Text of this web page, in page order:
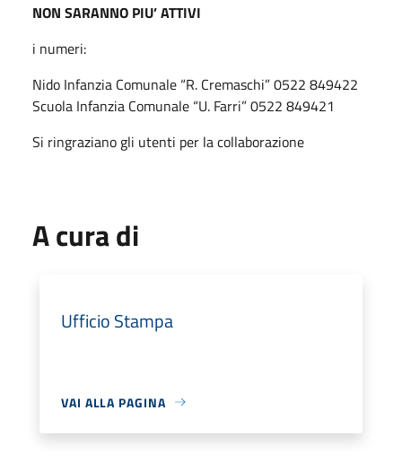
NON SARANNO PIU’ ATTIVI
i numeri:
Nido Infanzia Comunale “R. Cremaschi” 0522 849422
Scuola Infanzia Comunale “U. Farri” 0522 849421
Si ringraziano gli utenti per la collaborazione
A cura di
Ufficio Stampa
VAI ALLA PAGINA